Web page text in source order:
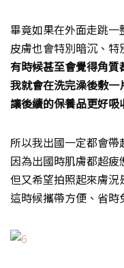
畢竟如果在外面走跳一
皮膚也會特別暗沉、特
有時候甚至會覺得角
我就會在洗完澡後敷一
讓後續的保養品更好吸
所以我出國一定都會帶
因為出國時肌膚都超疲
但又希望拍照起來膚況
這時候攜帶方便、省